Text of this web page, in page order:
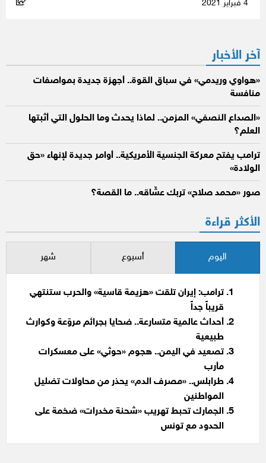
آخر الأخبار
«هواوي وريدمي» في سباق القوة.. أجهزة جديدة بمواصفات
منافسة
«الصداع النصفي» المزمن.. لماذا يحدث وما الحلول التي أثبتها
العلم؟
ترامب يفتح معركة الجنسية الأمريكية.. أوامر جديدة لإنهاء «حق
الولادة»
صور «محمد صلاح» تربك عشّاقه.. ما القصة؟
الأكثر قراءة
اليوم أسبوع شهر
ترامب: إيران تلقت «هزيمة قاسية» والحرب ستنتهي
قريباً جداً
أحداث عالمية متسارعة.. ضحايا بجرائم مروّعة وكوارث
طبيعية
تصعيد في اليمن.. هجوم «حوثي» على معسكرات
مأرب
طرابلس.. «مصرف الدم» يحذر من محاولات تضليل
المواطنين
الجمارك تحبط تهريب «شحنة مخدرات» ضخمة على
الحدود مع تونس